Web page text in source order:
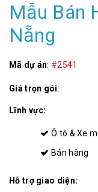
Mẫu Bán
Nẵng
Mã dự án: #2541
Giá trọn gói:
Lĩnh vực:
Ô tô & Xe
Bán hàng
Hỗ trợ giao diện: